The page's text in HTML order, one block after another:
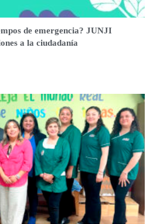
de emergencia? JUNJI
a la ciudadanía